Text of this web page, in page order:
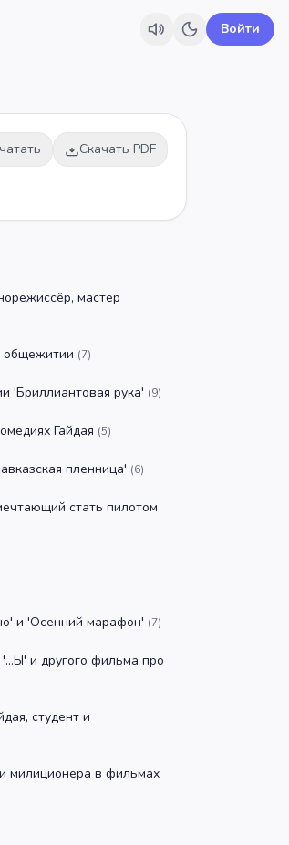
Войти
Скачать PDF
мастер
общежитии (7)
'Бриллиантовая рука' (9)
Гайдая (5)
пленница' (6)
стать пилотом
и 'Осенний марафон' (7)
и другого фильма про
студент и
милиционера в фильмах